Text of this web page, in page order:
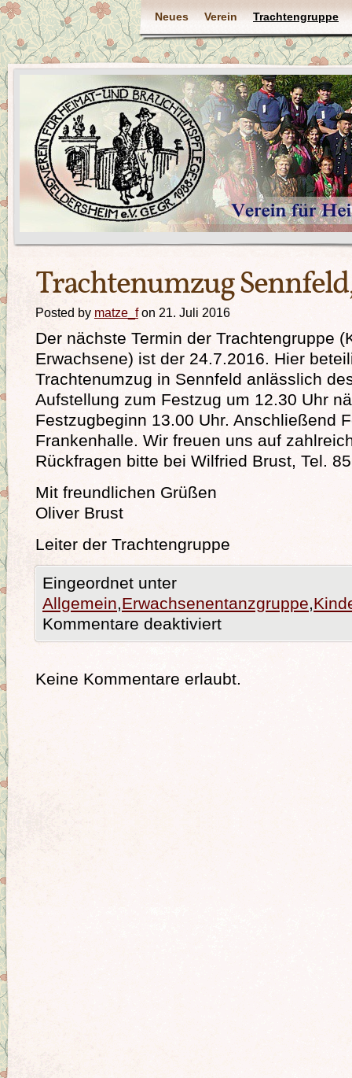
Neues Verein Trachtengruppe
Trachtenumzug
Posted by matze_fon 21. Juli 2016
Der nächste Termin der Trachtengruppe
Erwachsene) ist der 24.7.2016. Hier
Trachtenumzug in Sennfeld anlässlich
Aufstellung zum Festzug um 12.30 Uhr
Festzugbeginn 13.00 Uhr. Anschließend
Frankenhalle. Wir freuen uns auf
Rückfragen bitte bei Wilfried Brust, Tel.
Mit freundlichen Grüßen
Oliver Brust
Leiter der Trachtengruppe
Eingeordnet unter
Allgemein,Erwachsenentanzgruppe,
Kommentare deaktiviert
Keine Kommentare erlaubt.